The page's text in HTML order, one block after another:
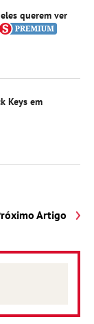
querem ver
Keys em
Artigo